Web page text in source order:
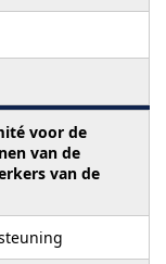
voor de
van de
van de